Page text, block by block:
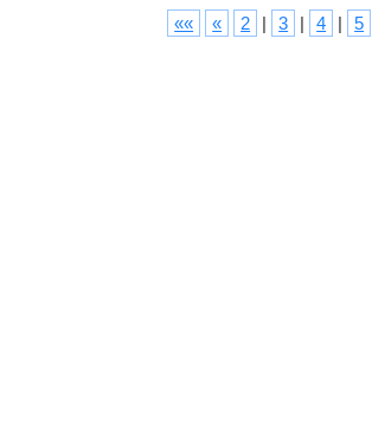
««
« 2 | 3 | 4 | 5